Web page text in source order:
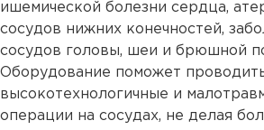
ишемической болезни сердца,
сосудов нижних конечностей,
сосудов головы, шеи и брюшной
Оборудование поможет
высокотехнологичные и
операции на сосудах, не делая